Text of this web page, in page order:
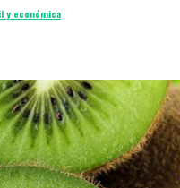
y económica